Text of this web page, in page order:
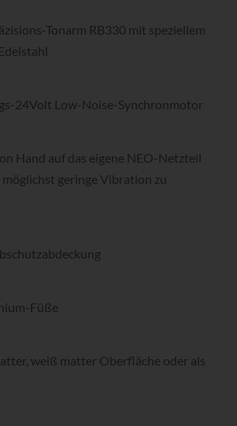
Tonarm RB330 mit speziellem
24Volt Low-Noise-Synchronmotor
Hand auf das eigene NEO-Netzteil
geringe Vibration zu
Füße
weiß matter Oberfläche oder als